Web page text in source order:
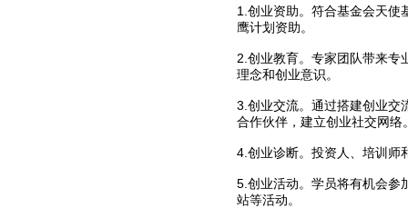
1.创业资助。符合基金会天使
鹰计划资助。
2.创业教育。专家团队带来专
理念和创业意识。
3.创业交流。通过搭建创业交
合作伙伴，建立创业社交网络
4.创业诊断。投资人、培训师
5.创业活动。学员将有机会参
站等活动。